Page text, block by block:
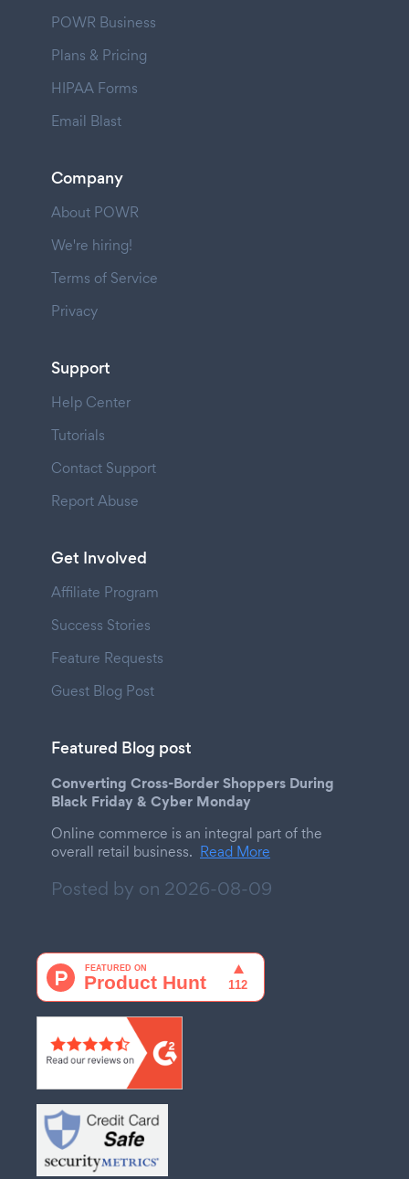
POWR Business
Plans & Pricing
HIPAA Forms
Email Blast
Company
About POWR
We're hiring!
Terms of Service
Privacy
Support
Help Center
Tutorials
Contact Support
Report Abuse
Get Involved
Affiliate Program
Success Stories
Feature Requests
Guest Blog Post
Featured Blog post
Converting Cross-Border Shoppers During
Black Friday & Cyber Monday
Online commerce is an integral part of the
overall retail business. Read More
Posted by on 2026-08-09